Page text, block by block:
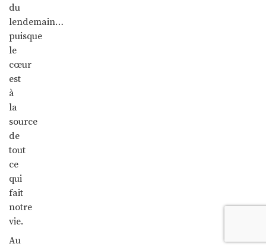
du
lendemain…
puisque
le
cœur
est
à
la
source
de
tout
ce
qui
fait
notre
vie.
Au